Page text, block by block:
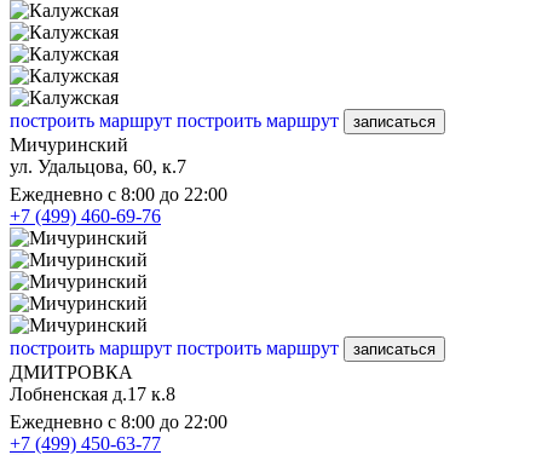
построить маршрут построить маршрут записаться
Мичуринский
ул. Удальцова, 60, к.7
Ежедневно с 8:00 до 22:00
+7 (499) 460-69-76
построить маршрут построить маршрут записаться
ДМИТРОВКА
Лобненская д.17 к.8
Ежедневно с 8:00 до 22:00
+7 (499) 450-63-77